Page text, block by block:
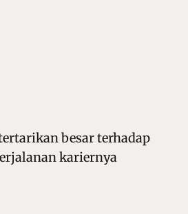
besar terhadap
kariernya